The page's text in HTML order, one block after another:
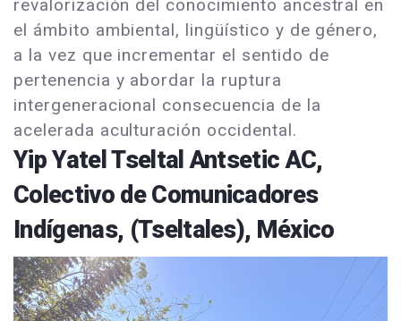
revalorización del conocimiento ancestral en
el ámbito ambiental, lingüístico y de género,
a la vez que incrementar el sentido de
pertenencia y abordar la ruptura
intergeneracional consecuencia de la
acelerada aculturación occidental.
Yip Yatel Tseltal Antsetic AC,
Colectivo de Comunicadores
Indígenas, (Tseltales), México